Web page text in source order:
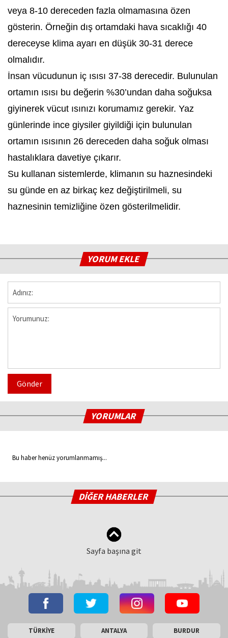
veya 8-10 dereceden fazla olmamasına özen
gösterin. Örneğin dış ortamdaki hava sıcaklığı 40
dereceyse klima ayarı en düşük 30-31 derece
olmalıdır.
İnsan vücudunun iç ısısı 37-38 derecedir. Bulunulan
ortamın ısısı bu değerin %30’undan daha soğuksa
giyinerek vücut ısınızı korumamız gerekir. Yaz
günlerinde ince giysiler giyildiği için bulunulan
ortamın ısısının 26 dereceden daha soğuk olması
hastalıklara davetiye çıkarır.
Su kullanan sistemlerde, klimanın su haznesindeki
su günde en az birkaç kez değiştirilmeli, su
haznesinin temizliğine özen gösterilmelidir.
YORUM EKLE
Gönder
YORUMLAR
Bu haber henüz yorumlanmamış...
DİĞER HABERLER
Sayfa başına git
TÜRKİYE ANTALYA BURDUR